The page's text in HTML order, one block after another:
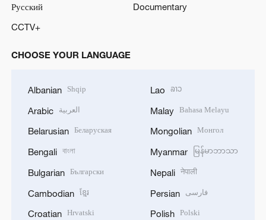
Русский
Documentary
CCTV+
CHOOSE YOUR LANGUAGE
Albanian Shqip
Arabic العربية
Belarusian Беларуская
Bengali বাংলা
Bulgarian Български
Cambodian ខ្មែរ
Croatian Hrvatski
Lao ລາວ
Malay Bahasa Melayu
Mongolian Монгол
Myanmar မြန်မာဘာသာ
Nepali नेपाली
Persian فارسی
Polish Polski